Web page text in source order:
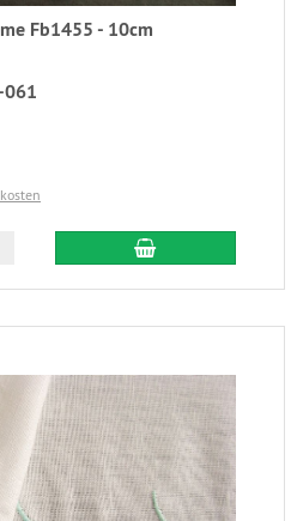
Fb1455 - 10cm